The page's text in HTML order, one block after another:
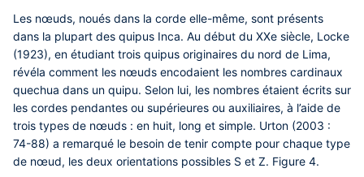
Les nœuds, noués dans la corde elle-même, sont présents
dans la plupart des quipus Inca. Au début du XXe siècle, Locke
(1923), en étudiant trois quipus originaires du nord de Lima,
révéla comment les nœuds encodaient les nombres cardinaux
quechua dans un quipu. Selon lui, les nombres étaient écrits sur
les cordes pendantes ou supérieures ou auxiliaires, à l’aide de
trois types de nœuds : en huit, long et simple. Urton (2003 :
74-88) a remarqué le besoin de tenir compte pour chaque type
de nœud, les deux orientations possibles S et Z. Figure 4.